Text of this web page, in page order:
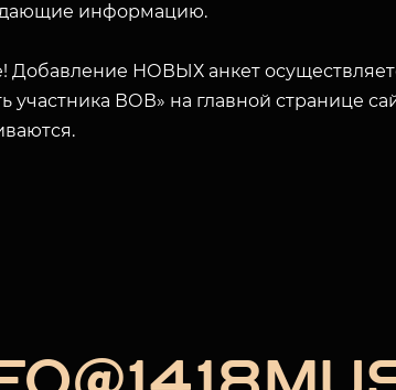
информацию.
Добавление НОВЫХ анкет
участника ВОВ» на главной странице